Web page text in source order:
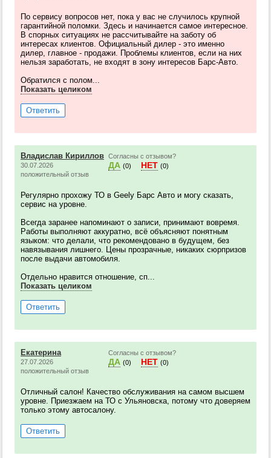
По сервису вопросов нет, пока у вас не случилось крупной
гарантийной поломки. Здесь и начинается самое интересное.
В спорных ситуациях не рассчитывайте на заботу об
интересах клиентов. Официальный дилер - это именно
дилер, главное - продажи. Проблемы клиентов, если на них
нельзя заработать, не входят в зону интересов Барс-Авто.
Обратился с полом...
Показать целиком
Ответить
Владислав Кириллов
30.07.2026
положительный отзыв
Согласны с отзывом?
ДА (0) НЕТ (0)
Регулярно прохожу ТО в Geely Барс Авто и могу сказать,
сервис на уровне.
Всегда заранее напоминают о записи, принимают вовремя.
Работы выполняют аккуратно, всё объясняют понятным
языком: что делали, что рекомендовано в будущем, без
навязывания лишнего. Цены прозрачные, никаких сюрпризов
после выдачи автомобиля.
Отдельно нравится отношение, сп...
Показать целиком
Ответить
Екатерина
27.07.2026
положительный отзыв
Согласны с отзывом?
ДА (0) НЕТ (0)
Отличный салон! Качество обслуживания на самом высшем
уровне. Приезжаем на ТО с Ульяновска, потому что доверяем
только этому автосалону.
Ответить